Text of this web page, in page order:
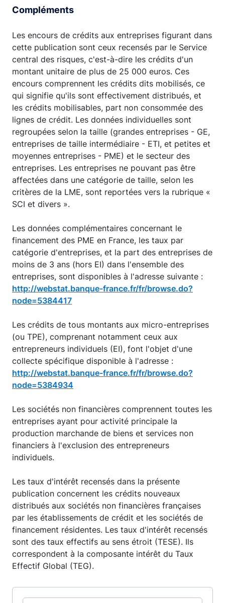
Compléments
Les encours de crédits aux entreprises figurant dans
cette publication sont ceux recensés par le Service
central des risques, c'est-à-dire les crédits d'un
montant unitaire de plus de 25 000 euros. Ces
encours comprennent les crédits dits mobilisés, ce
qui signifie qu'ils sont effectivement distribués, et
les crédits mobilisables, part non consommée des
lignes de crédit. Les données individuelles sont
regroupées selon la taille (grandes entreprises - GE,
entreprises de taille intermédiaire - ETI, et petites et
moyennes entreprises - PME) et le secteur des
entreprises. Les entreprises ne pouvant pas être
affectées dans une catégorie de taille, selon les
critères de la LME, sont reportées vers la rubrique «
SCI et divers ».
Les données complémentaires concernant le
financement des PME en France, les taux par
catégorie d'entreprises, et la part des entreprises de
moins de 3 ans (hors EI) dans l'ensemble des
entreprises, sont disponibles à l'adresse suivante :
http://webstat.banque-france.fr/fr/browse.do?
node=5384417
Les crédits de tous montants aux micro-entreprises
(ou TPE), comprenant notamment ceux aux
entrepreneurs individuels (EI), font l'objet d'une
collecte spécifique disponible à l'adresse :
http://webstat.banque-france.fr/fr/browse.do?
node=5384934
Les sociétés non financières comprennent toutes les
entreprises ayant pour activité principale la
production marchande de biens et services non
financiers à l'exclusion des entrepreneurs
individuels.
Les taux d'intérêt recensés dans la présente
publication concernent les crédits nouveaux
distribués aux sociétés non financières françaises
par les établissements de crédit et les sociétés de
financement résidentes. Les taux d'intérêt recensés
sont des taux effectifs au sens étroit (TESE). Ils
correspondent à la composante intérêt du Taux
Effectif Global (TEG).